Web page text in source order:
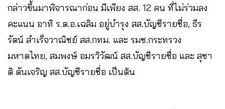
กล่าวขึ้นมาพิจารณาก่อน มีเพียง สส. 12 คน ที่ไม่ร่วมลง
คะแนน อาทิ ร.ต.อ.เฉลิม อยู่บำรุง สส.บัญชีรายชื่อ, ธีร
รัตน์ สำเร็จวาณิชย์ สส.กทม. และ รมช.กระทรวง
มหาดไทย, สมพงษ์ อมรวิวัฒน์ สส.บัญชีรายชื่อ และ สุชา
ติ ตันเจริญ สส.บัญชีรายชื่อ เป็นต้น